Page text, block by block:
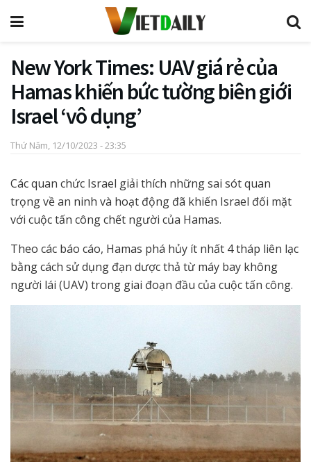
New York Times: UAV giá rẻ của
Hamas khiến bức tường biên giới
Israel ‘vô dụng’
Thứ Năm, 12/10/2023 - 23:35
Các quan chức Israel giải thích những sai sót quan
trọng về an ninh và hoạt động đã khiến Israel đối mặt
với cuộc tấn công chết người của Hamas.
Theo các báo cáo, Hamas phá hủy ít nhất 4 tháp liên lạc
bằng cách sử dụng đạn dược thả từ máy bay không
người lái (UAV) trong giai đoạn đầu của cuộc tấn công.